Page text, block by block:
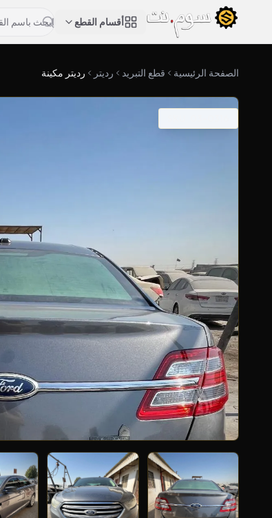
أقسام القطع
الصفحة الرئيسية قطع التبريد رديتر رديتر مكينة